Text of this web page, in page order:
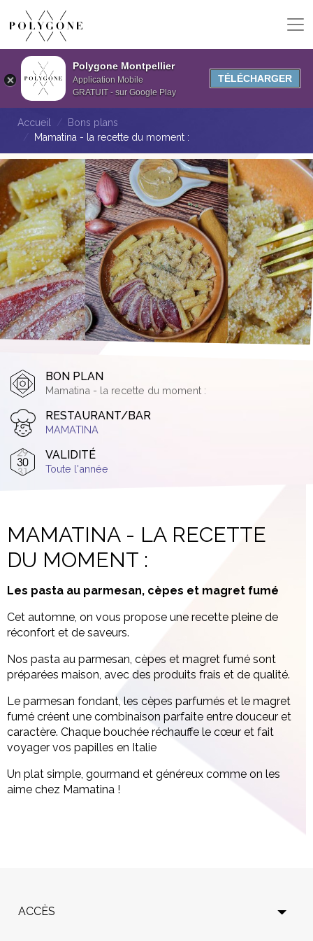
Polygone Montpellier
Application Mobile
GRATUIT - sur Google Play
TÉLÉCHARGER
Accueil
Bons plans
Mamatina - la recette du moment :
BON PLAN
Mamatina - la recette du moment :
RESTAURANT/BAR
MAMATINA
VALIDITÉ
Toute l'année
MAMATINA - LA RECETTE
DU MOMENT :
Les pasta au parmesan, cèpes et magret fumé
Cet automne, on vous propose une recette pleine de
réconfort et de saveurs.
Nos pasta au parmesan, cèpes et magret fumé sont
préparées maison, avec des produits frais et de qualité.
Le parmesan fondant, les cèpes parfumés et le magret
fumé créent une combinaison parfaite entre douceur et
caractère. Chaque bouchée réchauffe le cœur et fait
voyager vos papilles en Italie
Un plat simple, gourmand et généreux comme on les
aime chez Mamatina !
ACCÈS